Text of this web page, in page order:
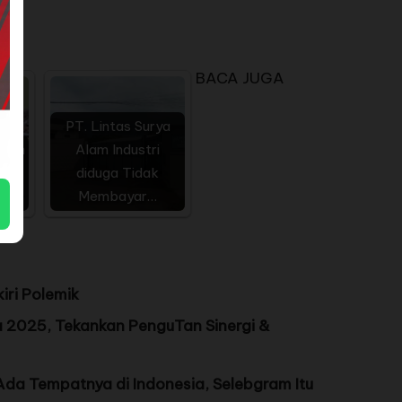
BACA JUGA
PT. Lintas Surya
Alam Industri
diduga Tidak
Membayar…
Polemik
Tekankan PenguTan Sinergi &
Tempatnya di Indonesia, Selebgram Itu